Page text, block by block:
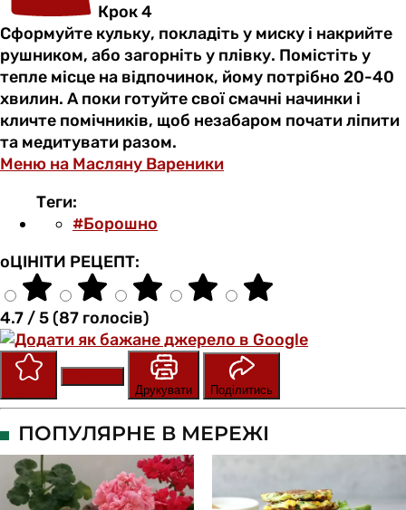
Крок 4
Сформуйте кульку, покладіть у миску і накрийте
рушником, або загорніть у плівку. Помістіть у
тепле місце на відпочинок, йому потрібно 20-40
хвилин. А поки готуйте свої смачні начинки і
кличте помічників, щоб незабаром почати ліпити
та медитувати разом.
Меню на Масляну Вареники
Теги:
#Борошно
оЦІНІТИ РЕЦЕПТ:
4.7 / 5 (87 голосів)
Друкувати
Поділитись